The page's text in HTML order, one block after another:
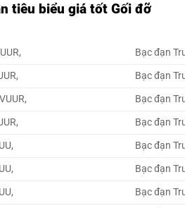
tiêu biểu giá tốt Gối đỡ
Bạc đạn
Bạc đạn
Bạc đạn
Bạc đạn
Bạc đạn
Bạc đạn
Bạc đạn